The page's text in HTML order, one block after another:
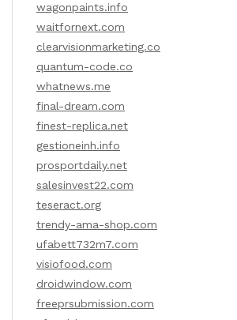
wagonpaints.info
waitfornext.com
clearvisionmarketing.co
quantum-code.co
whatnews.me
final-dream.com
finest-replica.net
gestioneinh.info
prosportdaily.net
salesinvest22.com
teseract.org
trendy-ama-shop.com
ufabett732m7.com
visiofood.com
droidwindow.com
freeprsubmission.com